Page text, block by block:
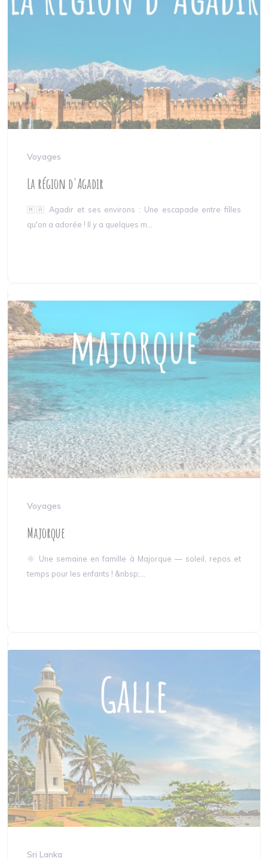
Voyages
La région d'Agadir
🇲🇦 Agadir et ses environs : Une escapade entre filles
qu'on a adorée ! Il y a quelques m...
Voyages
Majorque
🌞 Une semaine en famille à Majorque — soleil, repos et
temps pour les enfants ! &nbsp;...
Sri Lanka